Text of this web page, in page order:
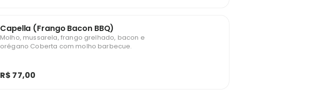
Capella (Frango Bacon BBQ)
Molho, mussarela, frango grelhado, bacon e
orégano Coberta com molho barbecue.
R$ 77,00